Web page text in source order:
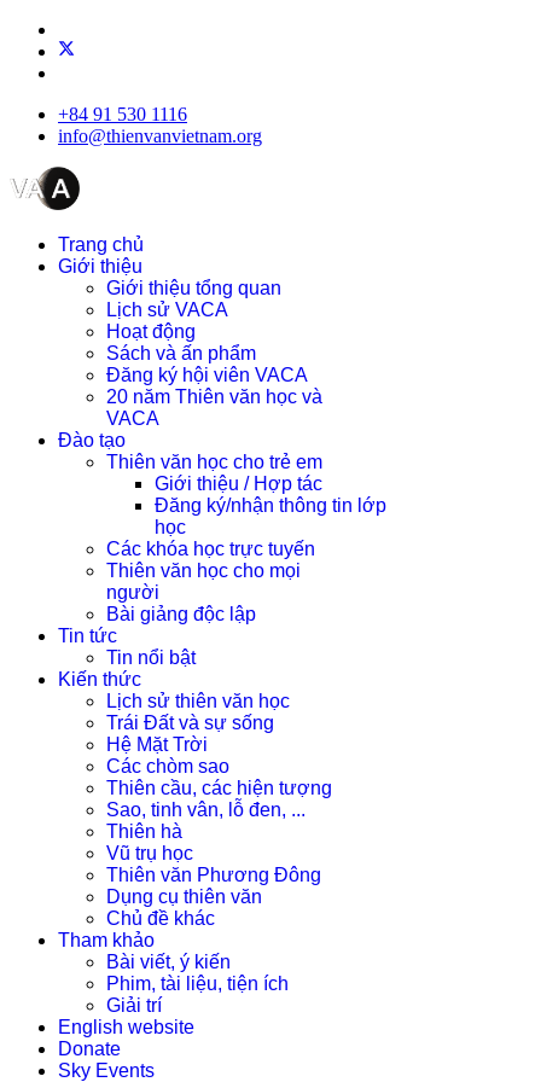
+84 91 530 1116
info@thienvanvietnam.org
Trang chủ
Giới thiệu
Giới thiệu tổng quan
Lịch sử VACA
Hoạt động
Sách và ấn phẩm
Đăng ký hội viên VACA
20 năm Thiên văn học và
VACA
Đào tạo
Thiên văn học cho trẻ em
Giới thiệu / Hợp tác
Đăng ký/nhận thông tin lớp
học
Các khóa học trực tuyến
Thiên văn học cho mọi
người
Bài giảng độc lập
Tin tức
Tin nổi bật
Kiến thức
Lịch sử thiên văn học
Trái Đất và sự sống
Hệ Mặt Trời
Các chòm sao
Thiên cầu, các hiện tượng
Sao, tinh vân, lỗ đen, ...
Thiên hà
Vũ trụ học
Thiên văn Phương Đông
Dụng cụ thiên văn
Chủ đề khác
Tham khảo
Bài viết, ý kiến
Phim, tài liệu, tiện ích
Giải trí
English website
Donate
Sky Events